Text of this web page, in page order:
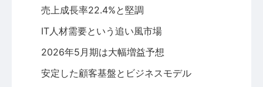
売上成長率22.4%と堅調
IT人材需要という追い風市場
2026年5月期は大幅増益予想
安定した顧客基盤とビジネスモデル